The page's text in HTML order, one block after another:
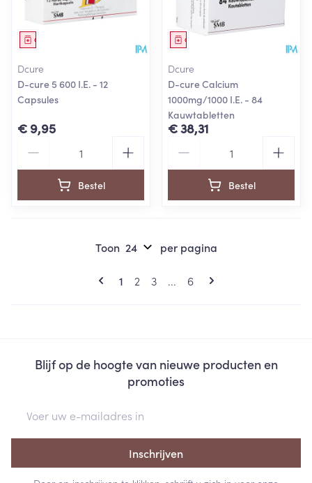
Geneesmiddel
Dcure
D-cure 5 600 I.E. - 12
Capsules
€ 9,95
Bestel
Geneesmiddel
Dcure
D-cure Calcium
1000mg/1000 I.E. - 84
Kauwtabletten
€ 38,31
Bestel
Pagina's
U lees momenteel pagina
1 Pagina
2 Pagina
3 ... Pagina
6
Toon per pagina
Blijf op de hoogte van nieuwe producten en
promoties
Inschrijven